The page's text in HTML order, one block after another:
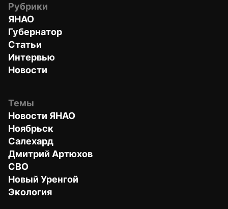
Рубрики
ЯНАО
Губернатор
Статьи
Интервью
Новости
Темы
Новости ЯНАО
Ноябрьск
Салехард
Дмитрий Артюхов
СВО
Новый Уренгой
Экология